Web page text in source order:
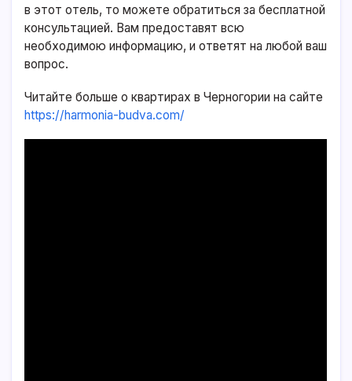
в этот отель, то можете обратиться за бесплатной
консультацией. Вам предоставят всю
необходимою информацию, и ответят на любой ваш
вопрос.
Читайте больше о квартирах в Черногории на сайте
https://harmonia-budva.com/